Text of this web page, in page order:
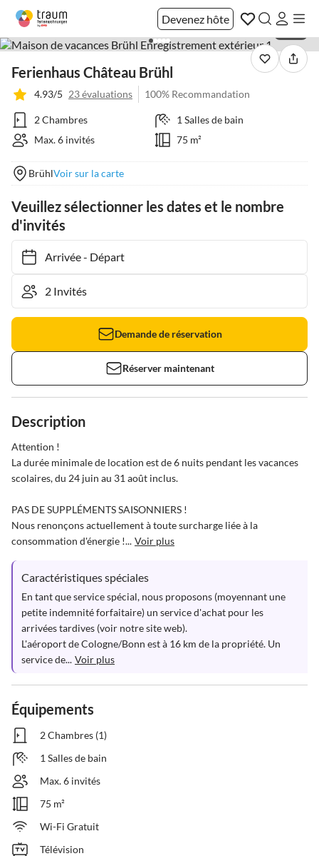
Devenez hôte
Ferienhaus Château Brühl
4.93/5 23 évaluations 100% Recommandation
2 Chambres
1 Salles de bain
Max. 6 invités
75 m²
BrühlVoir sur la carte
Veuillez sélectionner les dates et le nombre
d'invités
Arrivée- Départ
Demande de réservation
Réserver maintenant
Description
Attention !
La durée minimale de location est de 6 nuits pendant les vacances
scolaires, du 24 juin au 31 août inclus.
PAS DE SUPPLÉMENTS SAISONNIERS !
Nous renonçons actuellement à toute surcharge liée à la
consommation d'énergie !... Voir plus
Caractéristiques spéciales
En tant que service spécial, nous proposons (moyennant une
petite indemnité forfaitaire) un service d'achat pour les
arrivées tardives (voir notre site web).
L'aéroport de Cologne/Bonn est à 16 km de la propriété. Un
service de... Voir plus
Équipements
2 Chambres (1)
1 Salles de bain
Max. 6 invités
75 m²
Wi-Fi Gratuit
Télévision